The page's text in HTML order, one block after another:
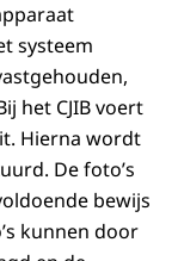
systeem
het CJIB voert
Hierna wordt
De foto’s
bewijs
kunnen door